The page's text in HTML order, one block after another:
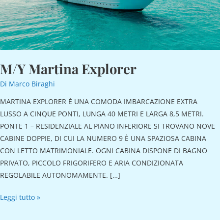
M/Y Martina Explorer
Di Marco Biraghi
MARTINA EXPLORER È UNA COMODA IMBARCAZIONE EXTRA
LUSSO A CINQUE PONTI, LUNGA 40 METRI E LARGA 8,5 METRI.
PONTE 1 – RESIDENZIALE AL PIANO INFERIORE SI TROVANO NOVE
CABINE DOPPIE, DI CUI LA NUMERO 9 È UNA SPAZIOSA CABINA
CON LETTO MATRIMONIALE. OGNI CABINA DISPONE DI BAGNO
PRIVATO, PICCOLO FRIGORIFERO E ARIA CONDIZIONATA
REGOLABILE AUTONOMAMENTE. […]
Leggi tutto »